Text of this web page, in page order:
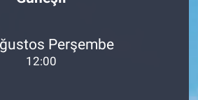
Perşembe
12:00